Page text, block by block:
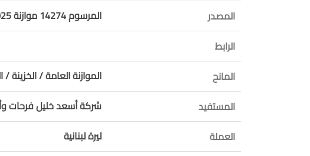
المصدر
المرسوم 14274 موازنة 2025
الرابط
المانح
الموازنة العامة / الخزينة
المستفيد
شركة أسعد خليل فرحات
العملة
ليرة لبنانية